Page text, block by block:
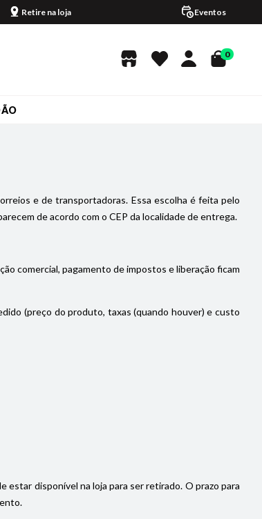
Retire na loja Eventos
0
e de transportadoras. Essa escolha é feita pelo
de acordo com o CEP da localidade de entrega.
comercial, pagamento de impostos e liberação ficam
(preço do produto, taxas (quando houver) e custo
estar disponível na loja para ser retirado. O prazo para